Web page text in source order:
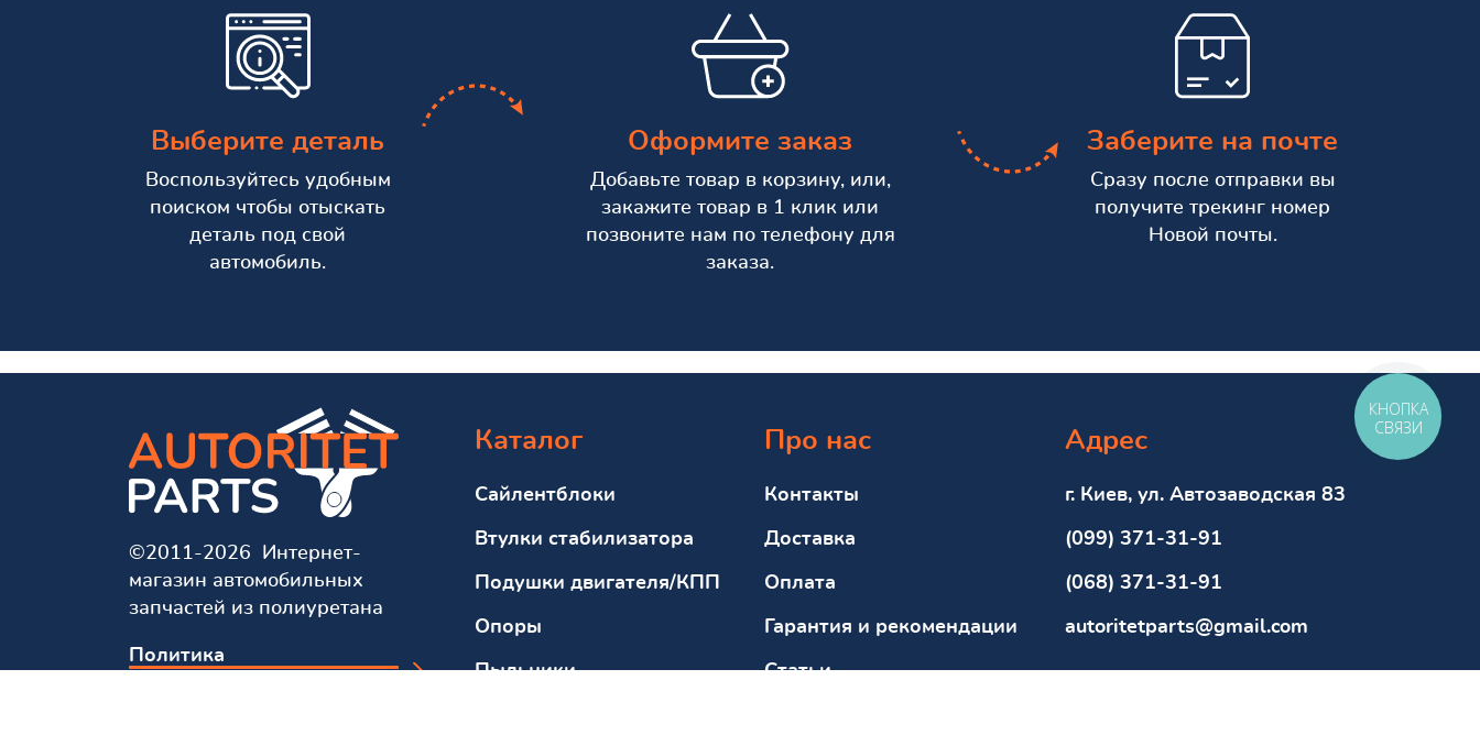
Выберите деталь
Воспользуйтесь удобным
поиском чтобы отыскать
деталь под свой
автомобиль.
Оформите заказ
Добавьте товар в корзину, или,
закажите товар в 1 клик или
позвоните нам по телефону для
заказа.
Заберите на почте
Сразу после отправки вы
получите трекинг номер
Новой почты.
©2011-2026 Интернет-
магазин автомобильных
запчастей из полиуретана
Политика
Каталог
Сайлентблоки
Втулки стабилизатора
Подушки двигателя/КПП
Опоры
Пыльники
Про нас
Контакты
Доставка
Оплата
Гарантия и рекомендации
Статьи
Адрес
г. Киев, ул. Автозаводская 83
(099) 371-31-91
(068) 371-31-91
autoritetparts@gmail.com
КНОПКА
СВЯЗИ